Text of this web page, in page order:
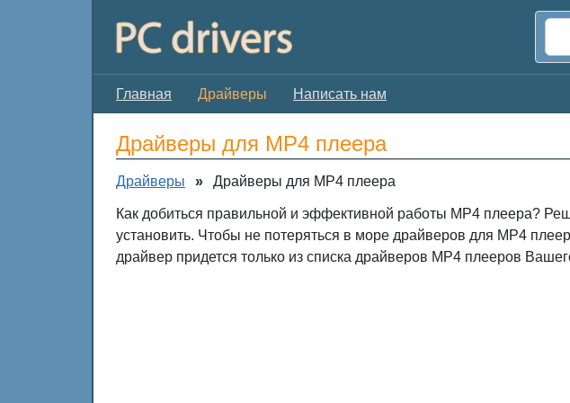
Главная Драйверы Написать нам
Драйверы для MP4 плеера
Драйверы » Драйверы для MP4 плеера
Как добиться правильной и эффективной работы MP4 плеера?
установить. Чтобы не потеряться в море драйверов для MP4
драйвер придется только из списка драйверов MP4 плееров